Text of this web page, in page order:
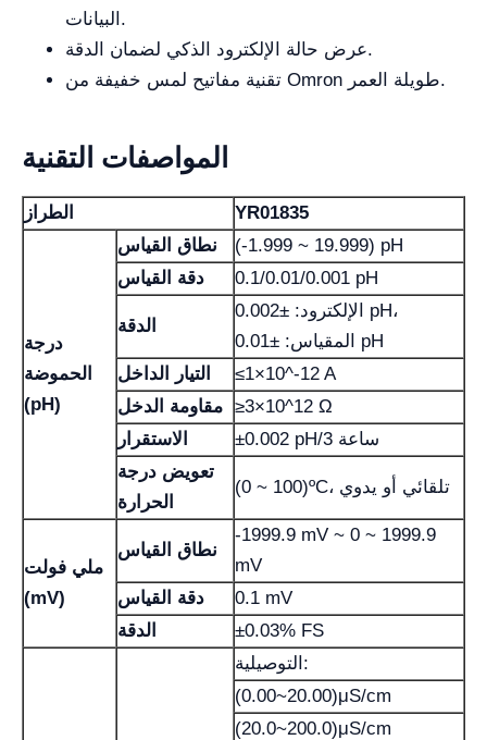
البيانات.
عرض حالة الإلكترود الذكي لضمان الدقة.
تقنية مفاتيح لمس خفيفة من Omron طويلة العمر.
المواصفات التقنية
الطراز YR01835
درجة
الحموضة
(pH)
نطاق القياس
(-1.999 ~ 19.999) pH
دقة القياس
0.1/0.01/0.001 pH
الدقة
الإلكترود: ±0.002 pH،
المقياس: ±0.01 pH
التيار الداخل
≤1×10^-12 A
مقاومة الدخل ≥3×10^12 Ω
الاستقرار
±0.002 pH/3 ساعة
تعويض درجة
الحرارة
(0 ~ 100)ºC، تلقائي أو يدوي
ملي فولت
(mV)
نطاق القياس
-1999.9 mV ~ 0 ~ 1999.9
mV
دقة القياس
0.1 mV
الدقة
±0.03% FS
التوصيلية:
(0.00~20.00)μS/cm
(20.0~200.0)μS/cm